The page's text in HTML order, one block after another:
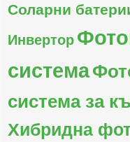
Соларни
Инвертор
система
система за
Хибридна